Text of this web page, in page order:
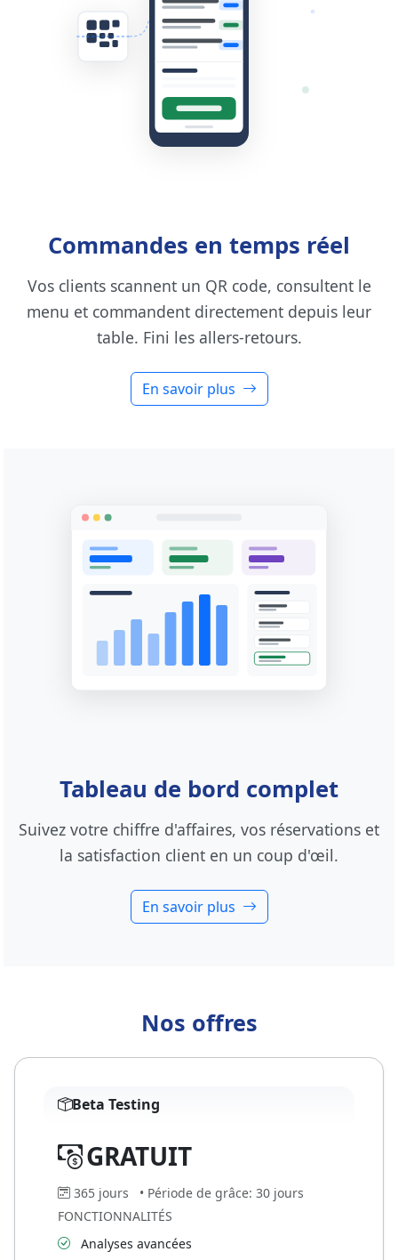
Commandes en temps réel
Vos clients scannent un QR code, consultent le
menu et commandent directement depuis leur
table. Fini les allers-retours.
En savoir plus
Tableau de bord complet
Suivez votre chiffre d'affaires, vos réservations et
la satisfaction client en un coup d'œil.
En savoir plus
Nos offres
Beta Testing
GRATUIT
365 jours
• Période de grâce: 30 jours
FONCTIONNALITÉS
Analyses avancées